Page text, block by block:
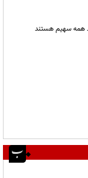
همه سهیم هستند